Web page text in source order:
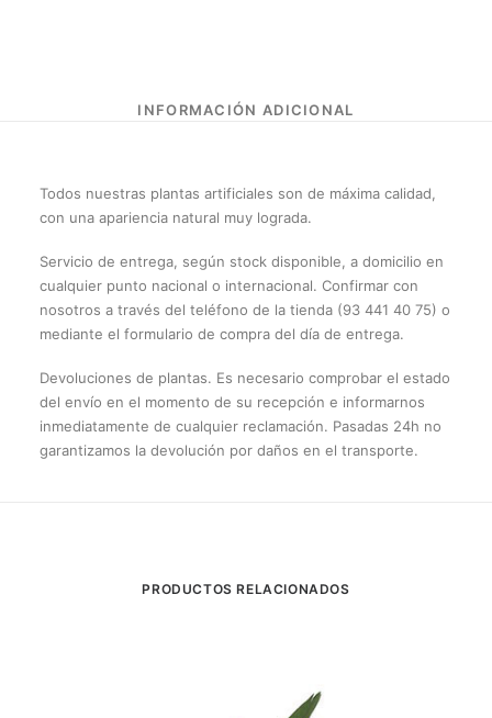
Todos nuestras plantas artificiales son de máxima calidad,
con una apariencia natural muy lograda.
Servicio de entrega, según stock disponible, a domicilio en
cualquier punto nacional o internacional. Confirmar con
nosotros a través del teléfono de la tienda (93 441 40 75) o
mediante el formulario de compra del día de entrega.
Devoluciones de plantas. Es necesario comprobar el estado
del envío en el momento de su recepción e informarnos
inmediatamente de cualquier reclamación. Pasadas 24h no
garantizamos la devolución por daños en el transporte.
PRODUCTOS RELACIONADOS